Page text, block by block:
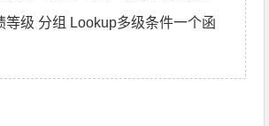
条件一个函